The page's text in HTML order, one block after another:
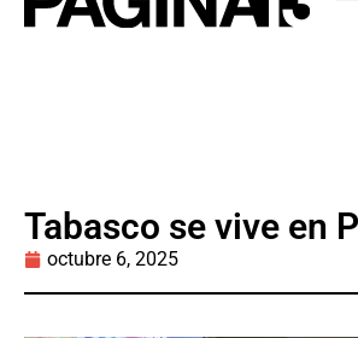
Tabasco se vive en
octubre 6, 2025